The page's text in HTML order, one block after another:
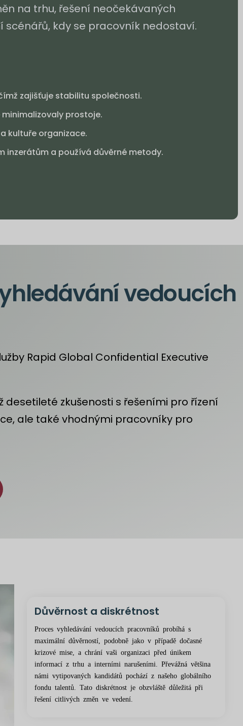
na trhu, řešení neočekávaných
kdy se pracovník nedostaví.
zajišťuje stabilitu společnosti.
prostoje.
kultuře organizace.
inzerátům a používá důvěrné metody.
vedoucích
Rapid Global Confidential Executive
zkušenosti s řešeními pro řízení
ale také vhodnými pracovníky pro
Důvěrnost a diskrétnost
Proces vyhledávání vedoucích pracovníků probíhá s
maximální důvěrností, podobně jako v případě dočasné
krizové mise, a chrání vaši organizaci před únikem
informací z trhu a interními narušeními. Převážná většina
námi vytipovaných kandidátů pochází z našeho globálního
fondu talentů. Tato diskrétnost je obzvláště důležitá při
řešení citlivých změn ve vedení.